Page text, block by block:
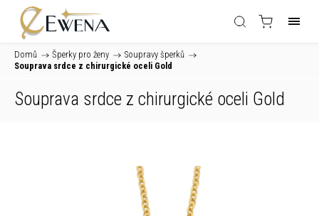
Domů / Šperky pro ženy / Soupravy šperků /
Souprava srdce z chirurgické oceli Gold
Souprava srdce z chirurgické oceli Gold